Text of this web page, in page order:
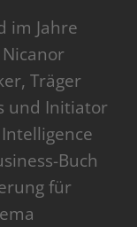
im Jahre
Träger
und Initiator
Buch
für